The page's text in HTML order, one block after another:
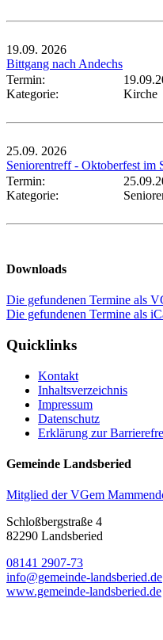
19.09. 2026
Bittgang nach Andechs
Termin:
Kategorie:
Kirche
25.09. 2026
Seniorentreff - Oktoberfest
Termin:
Kategorie:
Downloads
Die gefundenen Termine als
Die gefundenen Termine als
Quicklinks
Kontakt
Inhaltsverzeichnis
Impressum
Datenschutz
Erklärung zur
Gemeinde Landsberied
Mitglied der VGem
Schloßbergstraße 4
82290 Landsberied
08141 2907-73
info@gemeinde-landsberied.de
www.gemeinde-landsberied.de